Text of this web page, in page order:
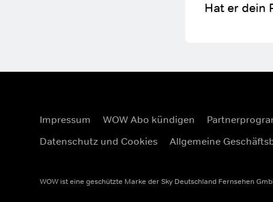
Hat er dein
Impressum WOW Abo kündigen
Datenschutz und Cookies
Allgemeine
WOW ist eine geschützte Marke der Sky Deutschland Fernsehen